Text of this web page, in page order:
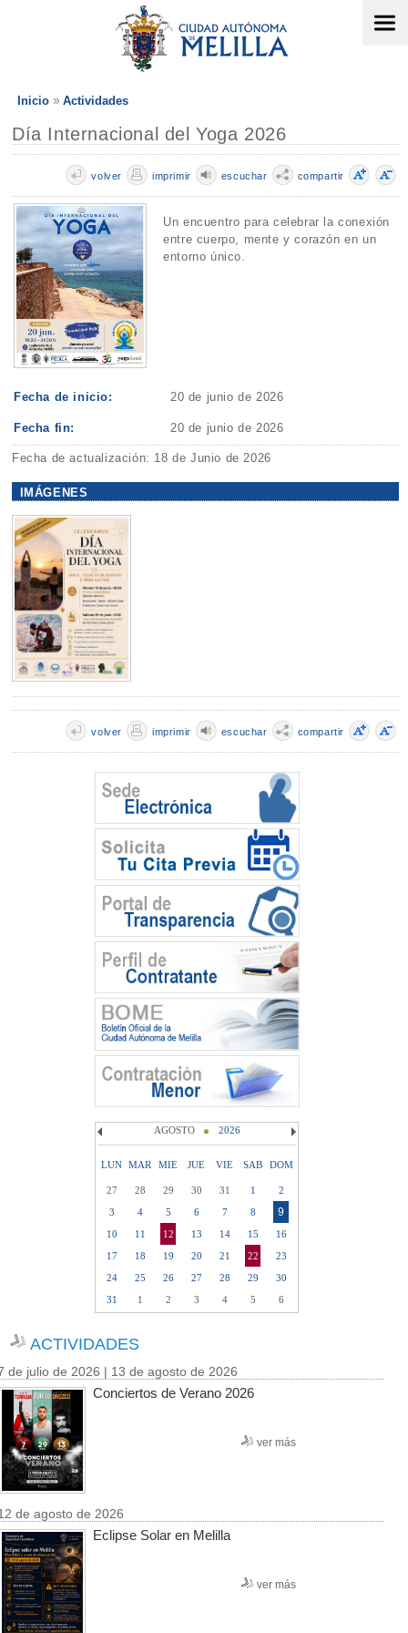
Inicio Actividades
Día Internacional del Yoga 2026
compartir
escuchar
imprimir
volver
Un encuentro para celebrar la conexión
entre cuerpo, mente y corazón en un
entorno único.
Fecha de inicio: 20 de junio de 2026
Fecha fin: 20 de junio de 2026
Fecha de actualización: 18 de Junio de 2026
IMÁGENES
compartir
escuchar
imprimir
volver
AGOSTO 2026
LUN MAR MIE JUE VIE SAB DOM
27 28 29 30 31 1
2
3
4 5 6 7 8 9
10 11 12 13 14 15
16
17
18 19 20 21 22
23
24
25 26 27 28 29
30
31
1 2 3 4 5 6
ACTIVIDADES
de julio de 2026 | 13 de agosto de 2026
Conciertos de Verano 2026
ver más
de agosto de 2026
Eclipse Solar en Melilla
ver más